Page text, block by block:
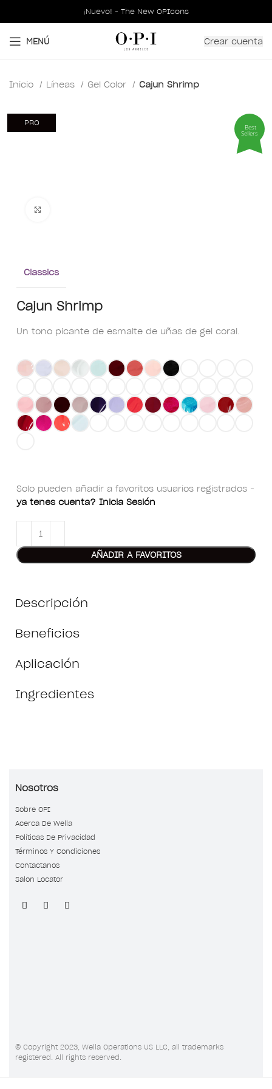
¡Nuevo! - The New OPIcons
MENÚ Crear cuenta
Inicio Líneas Gel Color Cajun Shrimp
PRO Best
Sellers
Classics
Cajun Shrimp
Un tono picante de esmalte de uñas de gel coral.
Solo pueden añadir a favoritos usuarios registrados -
ya tenes cuenta? Inicia Sesión
AÑADIR A FAVORITOS
Descripción
Beneficios
Aplicación
Ingredientes
Nosotros
Sobre OPI
Acerca De Wella
Políticas De Privacidad
Términos Y Condiciones
Contactanos
Salon Locator
© Copyright 2023, Wella Operations US LLC, all trademarks
registered. All rights reserved.